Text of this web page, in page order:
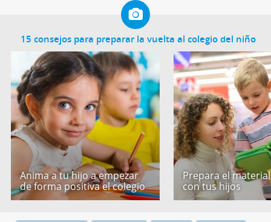
15 consejos para preparar la vuelta al colegio del niño
Anima a tu hijo a empezar
de forma positiva el colegio
Prepara el
con tus hijos